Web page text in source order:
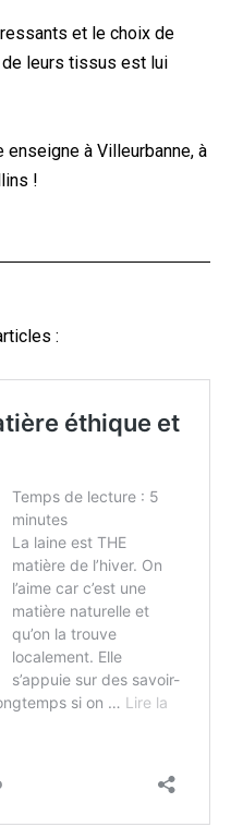
et le choix de
leurs tissus est lui
à Villeurbanne, à
!
: